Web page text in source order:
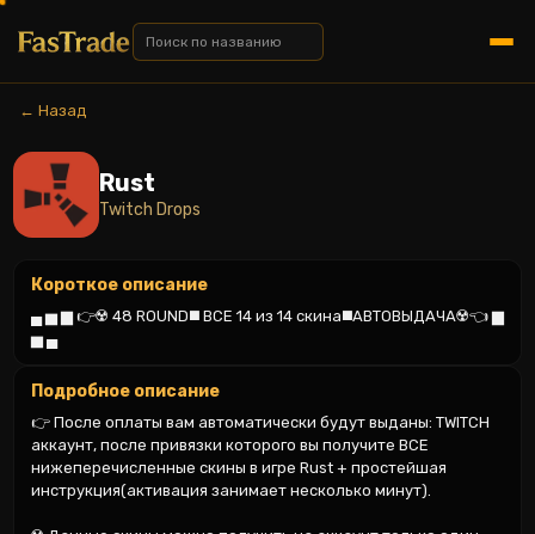
← Назад
Rust
Twitch Drops
Короткое описание
▄ ▅ ▆ 👉☢️ 48 ROUND◼️ ВСЕ 14 из 14 скина◼️АВТОВЫДАЧА☢️👈 ▆
▅ ▄
Подробное описание
👉 После оплаты вам автоматически будут выданы: TWITCH
аккаунт, после привязки которого вы получите ВСЕ
нижеперечисленные скины в игре Rust + простейшая
инструкция(активация занимает несколько минут).